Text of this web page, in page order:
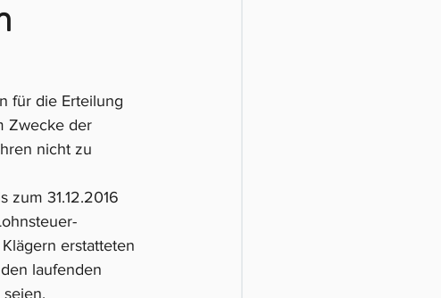
für die Erteilung
Zwecke der
nicht zu
zum 31.12.2016
erstatteten
laufenden